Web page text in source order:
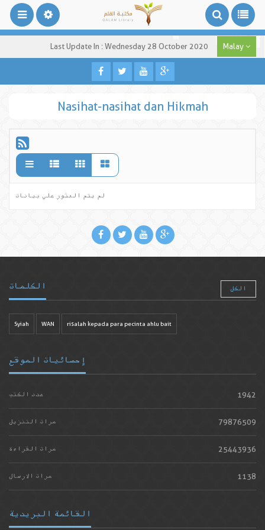
Last Update In : Wednesday 28 October 2020 Malay
Nasihat-nasihat dan Hikmah
لم يتم العثور علي بيانات
الكلمات الكل
Syiah WAN risalah kepada para pecinta ahlu bait
إحصائيات الموقع
عدد الكتب 1942
مرات التنزيل 79876509
مرات القراءة 25443936
مرات الارسال 1138
القائمة البريدية